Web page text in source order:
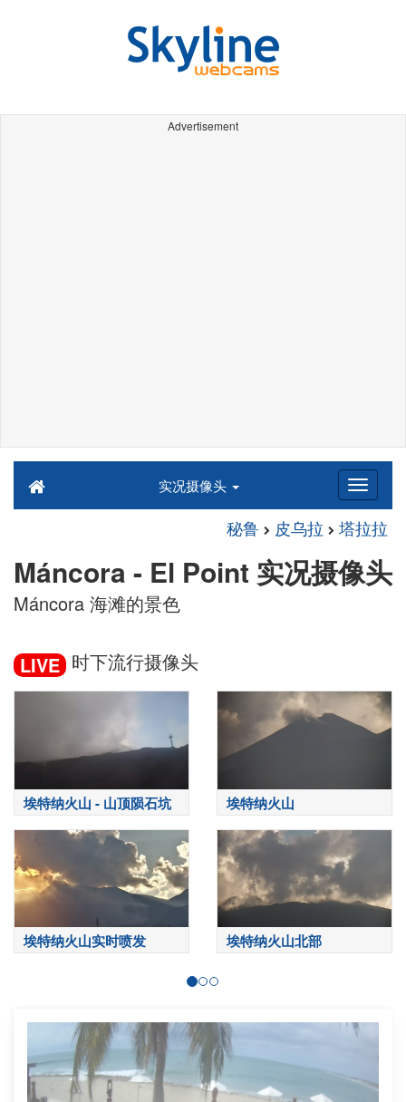
Advertisement
实况摄像头
秘鲁 皮乌拉 塔拉拉
Máncora - El Point 实况摄像头
Máncora 海滩的景色
LIVE 时下流行摄像头
埃特纳火山 - 山顶陨石坑 埃特纳火山
埃特纳火山实时喷发 埃特纳火山北部